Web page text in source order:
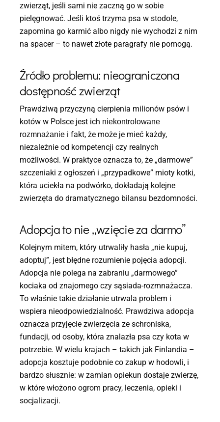
zwierząt, jeśli sami nie zaczną go w sobie
pielęgnować. Jeśli ktoś trzyma psa w stodole,
zapomina go karmić albo nigdy nie wychodzi z nim
na spacer – to nawet złote paragrafy nie pomogą.
Źródło problemu: nieograniczona
dostępność zwierząt
Prawdziwą przyczyną cierpienia milionów psów i
kotów w Polsce jest ich niekontrolowane
rozmnażanie i fakt, że może je mieć każdy,
niezależnie od kompetencji czy realnych
możliwości. W praktyce oznacza to, że „darmowe”
szczeniaki z ogłoszeń i „przypadkowe” mioty kotki,
która uciekła na podwórko, dokładają kolejne
zwierzęta do dramatycznego bilansu bezdomności.
Adopcja to nie „wzięcie za darmo”
Kolejnym mitem, który utrwaliły hasła „nie kupuj,
adoptuj”, jest błędne rozumienie pojęcia adopcji.
Adopcja nie polega na zabraniu „darmowego”
kociaka od znajomego czy sąsiada-rozmnażacza.
To właśnie takie działanie utrwala problem i
wspiera nieodpowiedzialność. Prawdziwa adopcja
oznacza przyjęcie zwierzęcia ze schroniska,
fundacji, od osoby, która znalazła psa czy kota w
potrzebie. W wielu krajach – takich jak Finlandia –
adopcja kosztuje podobnie co zakup w hodowli, i
bardzo słusznie: w zamian opiekun dostaje zwierzę,
w które włożono ogrom pracy, leczenia, opieki i
socjalizacji.